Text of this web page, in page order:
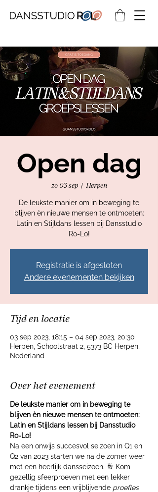
Open dag
zo 03 sep
  |
Herpen
De leukste manier om in beweging te
blijven èn nieuwe mensen te ontmoeten:
Latin en Stijldans lessen bij Dansstudio
Ro-Lo!
Registratie is afgesloten
Andere evenementen bekijken
Tijd en locatie
03 sep 2023, 18:15 – 04 sep 2023, 20:30
Herpen, Schoolstraat 2, 5373 BC Herpen,
Nederland
Over het evenement
De leukste manier om in beweging te
blijven èn nieuwe mensen te ontmoeten:
Latin en Stijldans lessen bij Dansstudio
Ro-Lo!
Na een onwijs succesvol seizoen in Q1 en
Q2 van 2023 starten we na de zomer weer
met een heerlijk dansseizoen. 🥂 Kom
gezellig sfeerproeven met een lekker
drankje tijdens een vrijblijvende proefles